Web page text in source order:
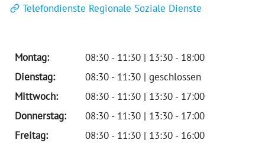
Telefondienste Regionale Soziale Dienste
Montag:
08:30 - 11:30 | 13:30 - 18:00
Dienstag:
08:30 - 11:30 | geschlossen
Mittwoch:
08:30 - 11:30 | 13:30 - 17:00
Donnerstag:
08:30 - 11:30 | 13:30 - 17:00
Freitag:
08:30 - 11:30 | 13:30 - 16:00